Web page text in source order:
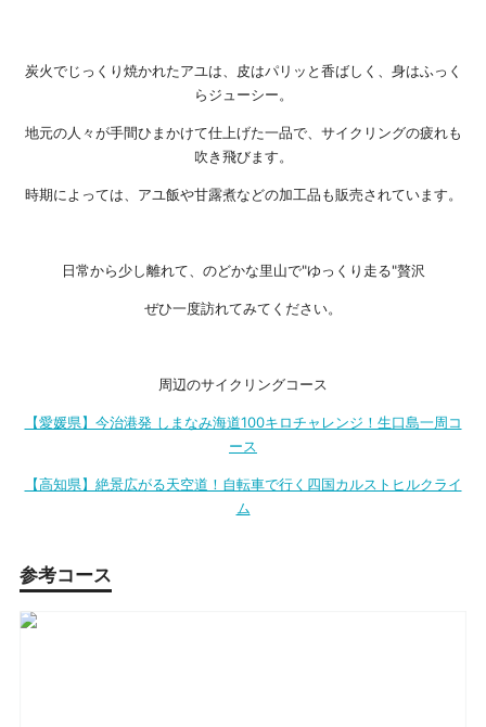
炭火でじっくり焼かれたアユは、皮はパリッと香ばしく、身はふっく
らジューシー。
地元の人々が手間ひまかけて仕上げた一品で、サイクリングの疲れも
吹き飛びます。
時期によっては、アユ飯や甘露煮などの加工品も販売されています。
日常から少し離れて、のどかな里山で"ゆっくり走る"贅沢
ぜひ一度訪れてみてください。
周辺のサイクリングコース
【愛媛県】今治港発 しまなみ海道100キロチャレンジ！生口島一周コ
ース
【高知県】絶景広がる天空道！自転車で行く四国カルストヒルクライ
ム
参考コース